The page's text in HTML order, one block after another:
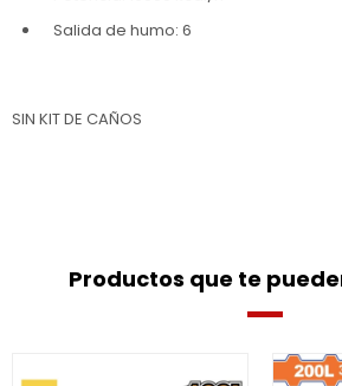
Salida de humo: 6
SIN KIT DE CAÑOS
Productos que te